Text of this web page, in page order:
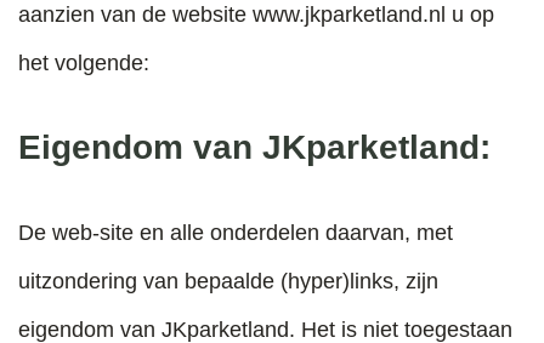
aanzien van de website www.jkparketland.nl u op
het volgende:
Eigendom van JKparketland:
De web-site en alle onderdelen daarvan, met
uitzondering van bepaalde (hyper)links, zijn
eigendom van JKparketland. Het is niet toegestaan